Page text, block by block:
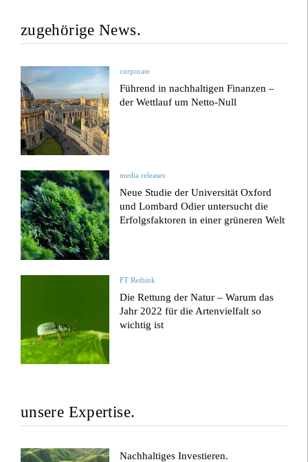
zugehörige News.
corporate
Führend in nachhaltigen Finanzen –
der Wettlauf um Netto-Null
media releases
Neue Studie der Universität Oxford
und Lombard Odier untersucht die
Erfolgsfaktoren in einer grüneren Welt
FT Rethink
Die Rettung der Natur – Warum das
Jahr 2022 für die Artenvielfalt so
wichtig ist
unsere Expertise.
Nachhaltiges Investieren.